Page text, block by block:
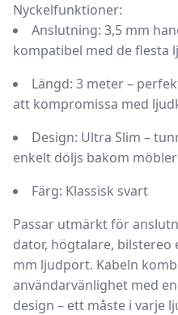
Nyckelfunktioner:
Anslutning: 3,5 mm
kompatibel med de flesta
Längd: 3 meter –
att kompromissa med
Design: Ultra Slim –
enkelt döljs bakom
Färg: Klassisk svart
Passar utmärkt för
dator, högtalare, bilstereo
mm ljudport. Kabeln
användarvänlighet med
design – ett måste i varje